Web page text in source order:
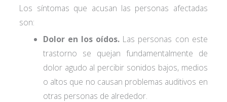
Los síntomas que acusan las personas afectadas
son:
Dolor en los oídos. Las personas con este
trastorno se quejan fundamentalmente de
dolor agudo al percibir sonidos bajos, medios
o altos que no causan problemas auditivos en
otras personas de alrededor.